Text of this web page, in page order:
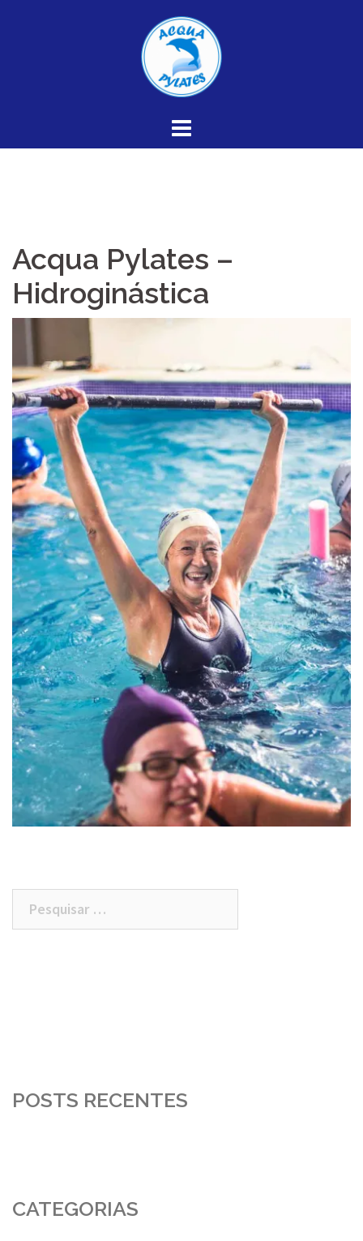
Acqua Pylates –
Hidroginástica
Pesquisar
POSTS RECENTES
CATEGORIAS